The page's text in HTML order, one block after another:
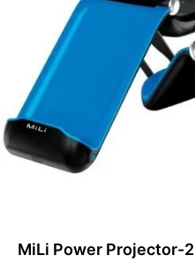
MiLi Power Projector-2